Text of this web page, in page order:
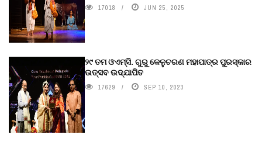
17018 JUN 25, 2025
୨୯ ତମ ଓଏମ୍‌ସି. ଗୁରୁ କେଳୁଚରଣ ମହାପାତ୍ର ପୁରସ୍କାର
ଉତ୍ସବ ଉଦ୍‍ଯାପିତ
17629 SEP 10, 2023